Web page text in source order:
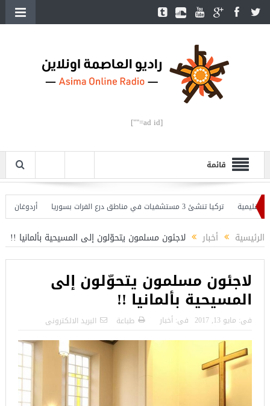
[ad id=""]
قائمة
تركيا تنشئ 3 مستشفيات في مناطق درع الفرات بسوريا
أردوغان يفتتح
الرئيسية أخبار لاجئون مسلمون يتحوّلون إلى المسيحية بألمانيا !!
لاجئون مسلمون يتحوّلون إلى
المسيحية بألمانيا !!
فى: مايو 13, 2017 فى: أخبار طباعة البريد الالكترونى